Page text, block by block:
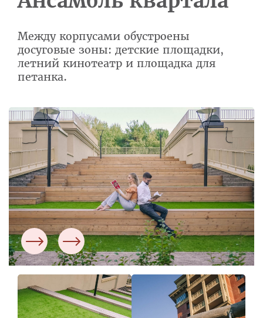
Между корпусами обустроены
досуговые зоны: детские площадки,
летний кинотеатр и площадка для
петанка.